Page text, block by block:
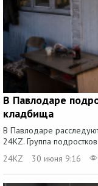
В Павлодаре
кладбища
В Павлодаре
24KZ. Группа
24KZ
30 июня 9:16